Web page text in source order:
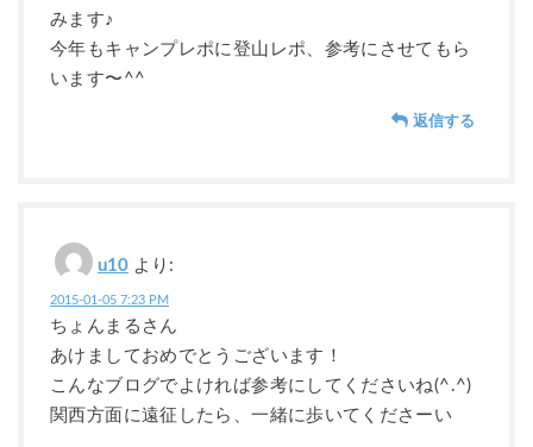
みます♪
今年もキャンプレポに登山レポ、参考にさせてもら
います〜^^
返信する
u10 より:
2015-01-05 7:23 PM
ちょんまるさん
あけましておめでとうございます！
こんなブログでよければ参考にしてくださいね(^.^)
関西方面に遠征したら、一緒に歩いてくださーい